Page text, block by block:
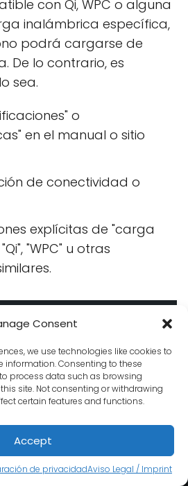
Consent
we use technologies like cookies to
information. Consenting to these
process data such as browsing
site. Not consenting or withdrawing
certain features and functions.
Accept
de privacidadAviso Legal / Imprint
con Qi, WPC o alguna
inalámbrica específica,
podrá cargarse de
De lo contrario, es
sea.
o
en el manual o sitio
de conectividad o
explícitas de "carga
"WPC" u otras
Símbolo de Carga
compatibles con carga
un símbolo distintivo
trasera, generalmente
se coloca el
Este símbolo suele
Qi, la tecnología de